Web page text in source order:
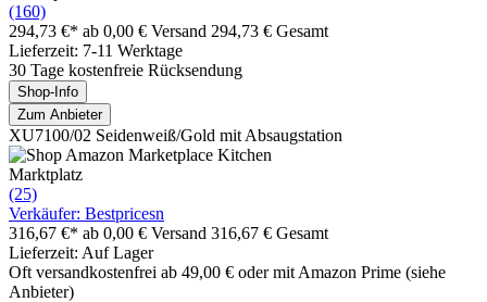
(160)
294,73 €* ab 0,00 € Versand 294,73 € Gesamt
Lieferzeit: 7-11 Werktage
30 Tage kostenfreie Rücksendung
Shop-Info
Zum Anbieter
XU7100/02 Seidenweiß/Gold mit Absaugstation
Marktplatz
(25)
Verkäufer: Bestpricesn
316,67 €* ab 0,00 € Versand 316,67 € Gesamt
Lieferzeit: Auf Lager
Oft versandkostenfrei ab 49,00 € oder mit Amazon Prime (siehe
Anbieter)